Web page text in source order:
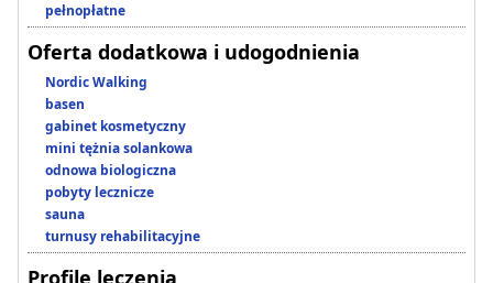
pełnopłatne
Oferta dodatkowa i udogodnienia
Nordic Walking
basen
gabinet kosmetyczny
mini tężnia solankowa
odnowa biologiczna
pobyty lecznicze
sauna
turnusy rehabilitacyjne
Profile leczenia